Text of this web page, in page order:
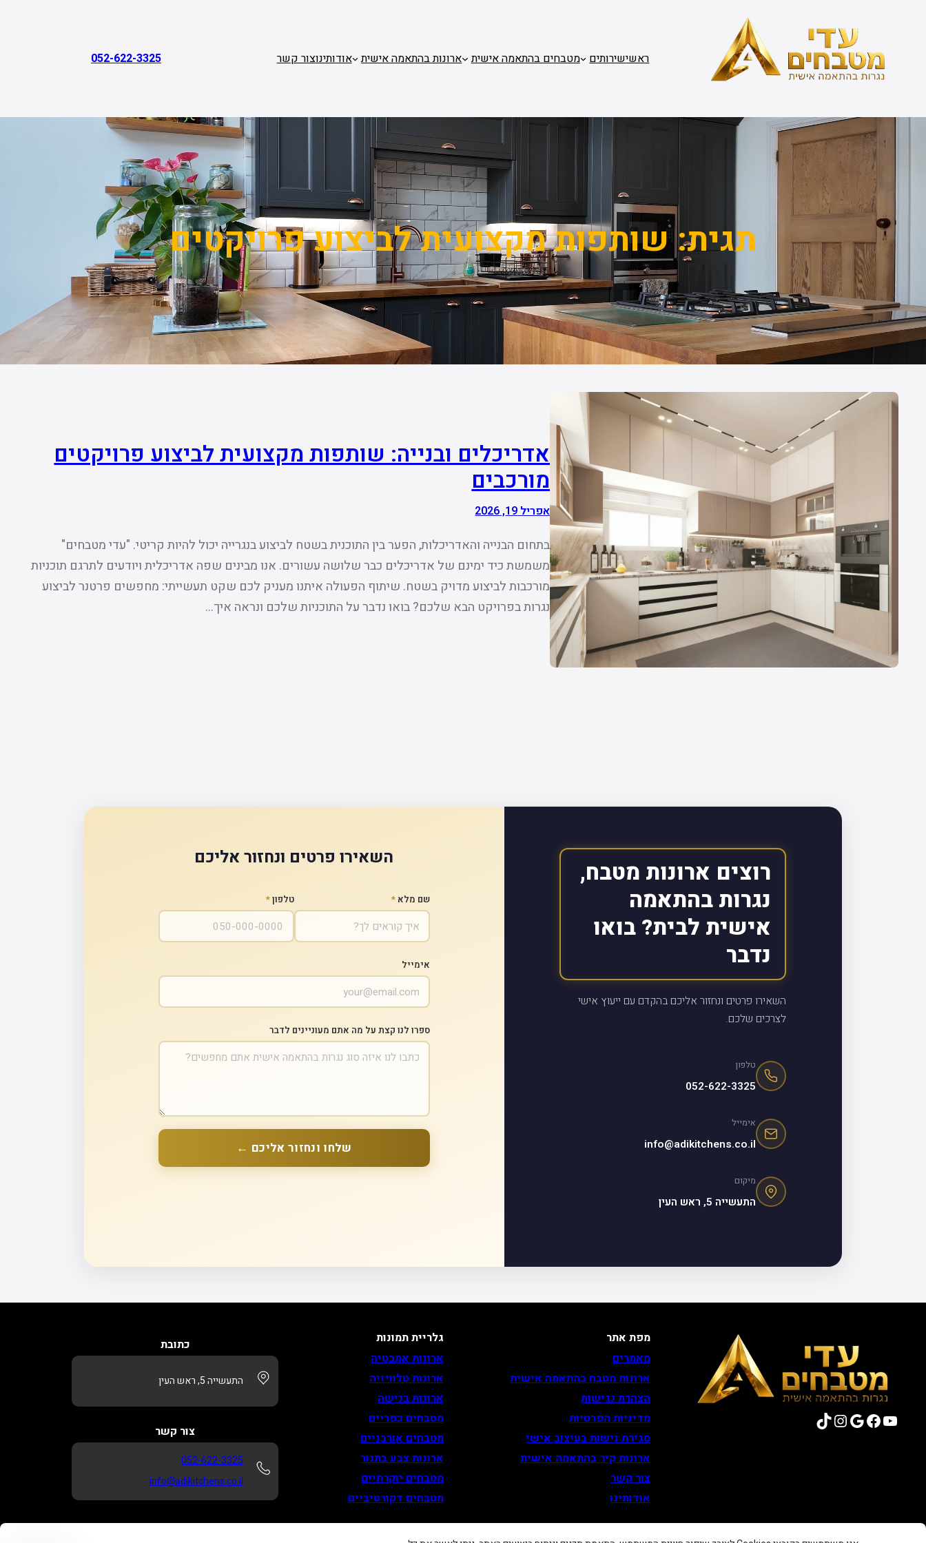
ראשישירותים מטבחים בהתאמה אישית ארונות בהתאמה אישית אודותינוצור קשר 052-622-3325
תגית:שותפות מקצועית לביצוע פרויקטים
אדריכלים ובנייה: שותפות מקצועית לביצוע פרויקטים
מורכבים
אפריל 19, 2026
בתחום הבנייה והאדריכלות, הפער בין התוכנית בשטח לביצוע בנגרייה יכול להיות קריטי. "עדי מטבחים"
משמשת כיד ימינם של אדריכלים כבר שלושה עשורים. אנו מבינים שפה אדריכלית ויודעים לתרגם תוכניות
מורכבות לביצוע מדויק בשטח. שיתוף הפעולה איתנו מעניק לכם שקט תעשייתי: מחפשים פרטנר לביצוע
נגרות בפרויקט הבא שלכם? בואו נדבר על התוכניות שלכם ונראה איך…
רוצים ארונות מטבח,
נגרות בהתאמה
אישית לבית? בואו
נדבר
השאירו פרטים ונחזור אליכם בהקדם עם ייעוץ אישי
לצרכים שלכם.
טלפון
052-622-3325
אימייל
info@adikitchens.co.il
מיקום
התעשייה 5, ראש העין
השאירו פרטים ונחזור אליכם
שם מלא * טלפון*
אימייל
ספרו לנו קצת על מה אתם מעוניינים לדבר
שלחו ונחזור אליכם ←
YouTube
Facebook
Google
Instagram
TikTok
מפת אתר
מאמרים
ארונות מטבח בהתאמה אישית
הצהרת נגישות
מדיניות הפרטיות
סגירת נישות בעיצוב אישי
ארונות קיר בהתאמה אישית
צור קשר
אודותינו
גלריית תמונות
ארונות אמבטיה
ארונות טלוויזיה
ארונות בנישה
מטבחים כפריים
מטבחים אורבניים
ארונות צבע בתנור
מטבחים יוקרתיים
מטבחים דקורטיביים
כתובת
התעשייה 5, ראש העין
צור קשר
052-622-3325
info@adikitchens.co.il